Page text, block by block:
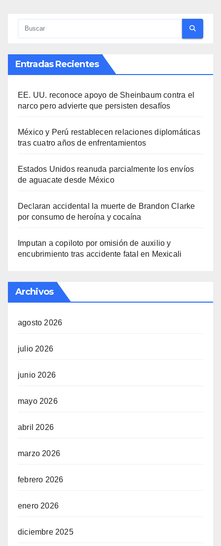
Entradas Recientes
EE. UU. reconoce apoyo de Sheinbaum contra el
narco pero advierte que persisten desafíos
México y Perú restablecen relaciones diplomáticas
tras cuatro años de enfrentamientos
Estados Unidos reanuda parcialmente los envíos
de aguacate desde México
Declaran accidental la muerte de Brandon Clarke
por consumo de heroína y cocaína
Imputan a copiloto por omisión de auxilio y
encubrimiento tras accidente fatal en Mexicali
Archivos
agosto 2026
julio 2026
junio 2026
mayo 2026
abril 2026
marzo 2026
febrero 2026
enero 2026
diciembre 2025